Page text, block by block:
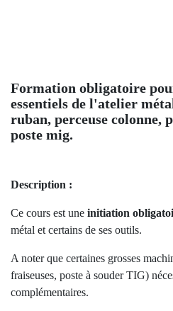
Formation obligatoire
essentiels de l'atelier
scie à ruban, perceuse
à bande, poste mig.
Description :
Ce cours est uneinitiation
l’atelier métal et certains de
A noter que certaines
métaux, fraiseuses, poste à
des formations dédiées